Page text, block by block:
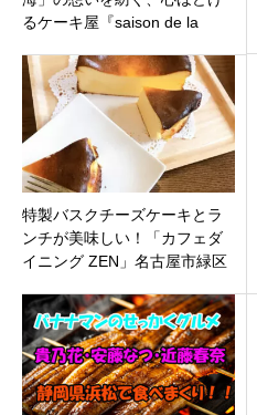
るケーキ屋『saison de la
7/15オープン！
特製バスクチーズケーキとラ
ンチが美味しい！「カフェダ
イニング ZEN」名古屋市緑区